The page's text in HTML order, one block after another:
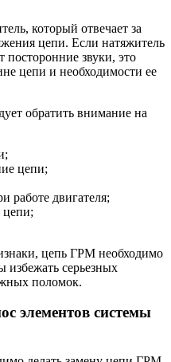
который отвечает за
цепи. Если натяжитель
посторонние звуки, это
цепи и необходимости ее
обратить внимание на
цепи;
двигателя;
цепи;
цепь ГРМ необходимо
избежать серьезных
поломок.
элементов системы